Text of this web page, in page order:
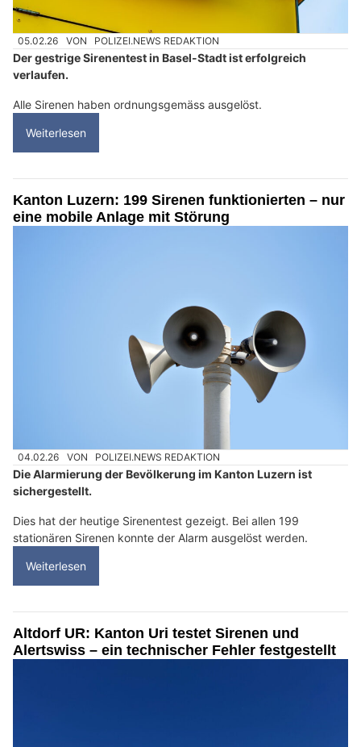
05.02.26 VON POLIZEI.NEWS REDAKTION
Der gestrige Sirenentest in Basel-Stadt ist erfolgreich
verlaufen.
Alle Sirenen haben ordnungsgemäss ausgelöst.
Weiterlesen
Kanton Luzern: 199 Sirenen funktionierten – nur
eine mobile Anlage mit Störung
04.02.26 VON POLIZEI.NEWS REDAKTION
Die Alarmierung der Bevölkerung im Kanton Luzern ist
sichergestellt.
Dies hat der heutige Sirenentest gezeigt. Bei allen 199
stationären Sirenen konnte der Alarm ausgelöst werden.
Weiterlesen
Altdorf UR: Kanton Uri testet Sirenen und
Alertswiss – ein technischer Fehler festgestellt